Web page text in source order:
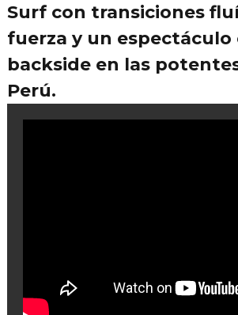
Surf con transiciones
fuerza y un espectáculo
backside en las
Perú.